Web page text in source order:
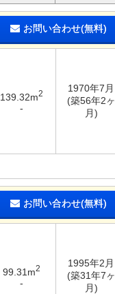
お問い合わせ(無料)
139.32m2
-
1970年7月
(築56年2ヶ
月)
お問い合わせ(無料)
99.31m2
-
1995年2月
(築31年7ヶ
月)